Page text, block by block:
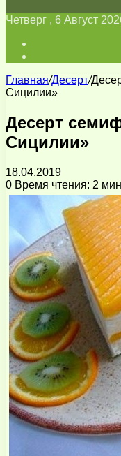
Четверг , 6 Август
Главная/Десерт/
Сицилии»
Десерт
Сицилии»
18.04.2019
0 Время чтения: 2